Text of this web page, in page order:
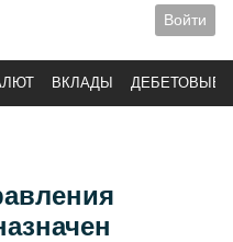
Войти
ВКЛАДЫ ДЕБЕТОВЫЕ